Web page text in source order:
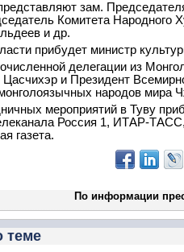
зам.
Комитета Народного
и др.
прибудет министр
делегации из
Цасчихэр и Президент
народов мира
мероприятий в Туву
Россия 1, ИТАР-
газета.
По информации
теме